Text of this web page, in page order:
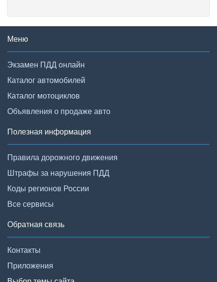
Меню
Экзамен ПДД онлайн
Каталог автомобилей
Каталог мотоциклов
Объявления о продаже авто
Полезная информация
Правила дорожного движения
Штрафы за нарушения ПДД
Коды регионов России
Все сервисы
Обратная связь
Контакты
Приложения